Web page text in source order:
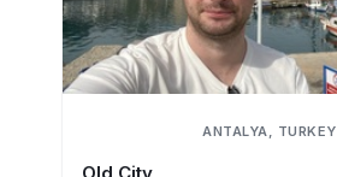
ANTALYA, TURKEY